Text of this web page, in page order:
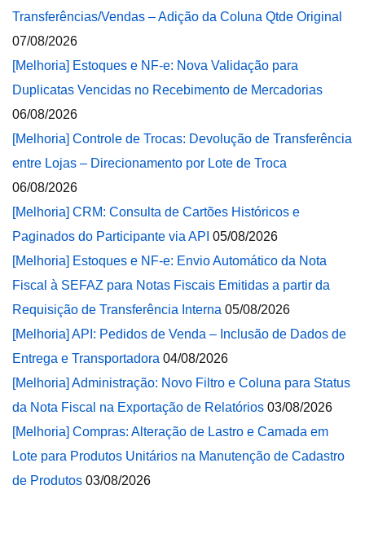
Transferências/Vendas – Adição da Coluna Qtde Original
07/08/2026
[Melhoria] Estoques e NF-e: Nova Validação para
Duplicatas Vencidas no Recebimento de Mercadorias
06/08/2026
[Melhoria] Controle de Trocas: Devolução de Transferência
entre Lojas – Direcionamento por Lote de Troca
06/08/2026
[Melhoria] CRM: Consulta de Cartões Históricos e
Paginados do Participante via API 05/08/2026
[Melhoria] Estoques e NF-e: Envio Automático da Nota
Fiscal à SEFAZ para Notas Fiscais Emitidas a partir da
Requisição de Transferência Interna 05/08/2026
[Melhoria] API: Pedidos de Venda – Inclusão de Dados de
Entrega e Transportadora 04/08/2026
[Melhoria] Administração: Novo Filtro e Coluna para Status
da Nota Fiscal na Exportação de Relatórios 03/08/2026
[Melhoria] Compras: Alteração de Lastro e Camada em
Lote para Produtos Unitários na Manutenção de Cadastro
de Produtos 03/08/2026